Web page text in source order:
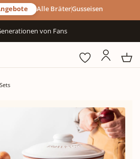
Alle BräterGusseisen
von Fans